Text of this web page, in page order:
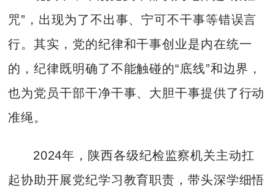
咒”，出现为了不出事、宁可不干事等错误言
行。其实，党的纪律和干事创业是内在统一
的，纪律既明确了不能触碰的“底线”和边界，
也为党员干部干净干事、大胆干事提供了行动
准绳。
2024年，陕西各级纪检监察机关主动扛
起协助开展党纪学习教育职责，带头深学细悟